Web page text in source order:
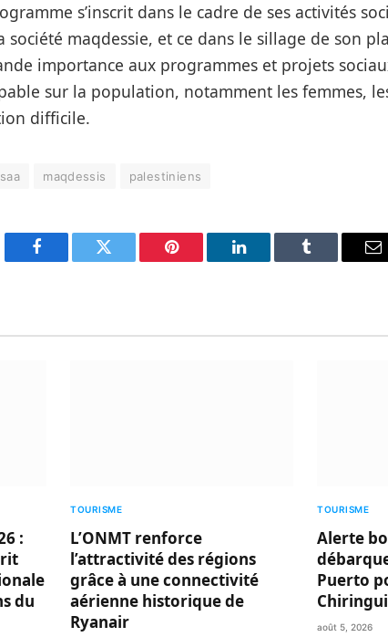
s’inscrit dans le cadre de ses activités
société maqdessie, et ce dans le sillage de son
importance aux programmes et projets
sur la population, notamment les femmes,
difficile.
maqdessis palestiniens
Facebook Twitter Pinterest LinkedIn Tumblr
:
du
TOURISME
L’ONMT renforce
l’attractivité des régions
grâce à une connectivité
aérienne historique de
Ryanair
TOURISME
Alerte
Puerto
août 5, 2026